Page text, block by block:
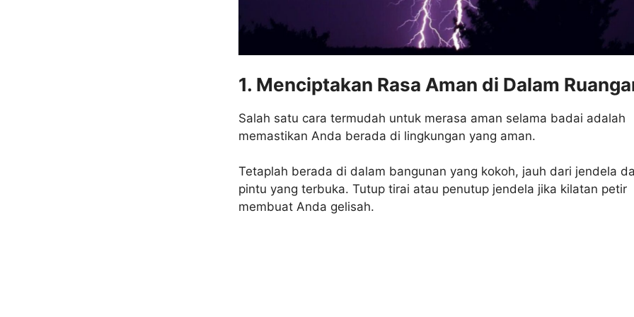
1. Menciptakan Rasa Aman di Dalam
Salah satu cara termudah untuk merasa aman selama badai adalah
memastikan Anda berada di lingkungan yang aman.
Tetaplah berada di dalam bangunan yang kokoh, jauh dari jendela
pintu yang terbuka. Tutup tirai atau penutup jendela jika kilatan petir
membuat Anda gelisah.